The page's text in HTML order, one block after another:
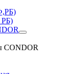
РБ)
CONDOR